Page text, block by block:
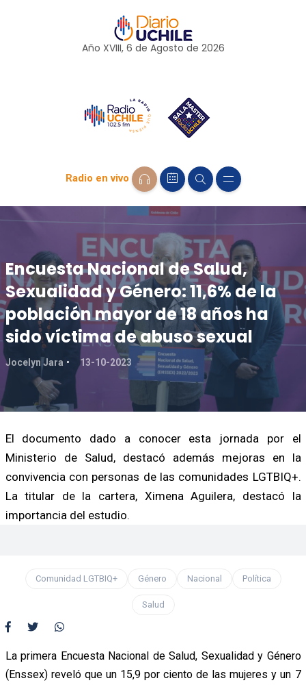
Año XVIII, 6 de Agosto de 2026
Radio en vivo
Encuesta Nacional de Salud,
Sexualidad y Género: 11,6% de la
población mayor de 18 años ha
sido víctima de abuso sexual
Jocelyn Jara 13-10-2023
El documento dado a conocer esta jornada por el
Ministerio de Salud, destacó además mejoras en la
convivencia con personas de las comunidades LGTBIQ+.
La titular de la cartera, Ximena Aguilera, destacó la
importancia del estudio.
Comunidad LGTBIQ+ Género Nacional Política
Salud
La primera Encuesta Nacional de Salud, Sexualidad y Género
(Enssex) reveló que un 15,9 por ciento de las mujeres y un 7